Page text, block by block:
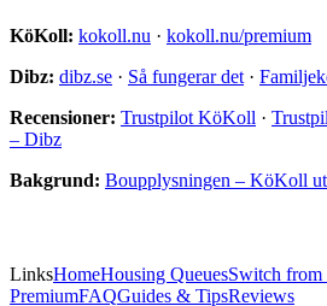
KöKoll: kokoll.nu · kokoll.nu/premium
Dibz: dibz.se · Så fungerar det ·
Recensioner: Trustpilot KöKoll ·
– Dibz
Bakgrund: Boupplysningen – KöKoll
LinksHomeHousing QueuesSwitch
PremiumFAQGuides & TipsReviews